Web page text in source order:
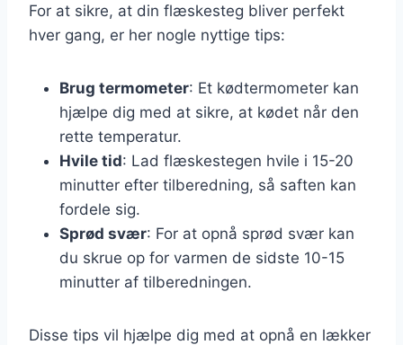
For at sikre, at din flæskesteg bliver perfekt
hver gang, er her nogle nyttige tips:
Brug termometer: Et kødtermometer kan
hjælpe dig med at sikre, at kødet når den
rette temperatur.
Hvile tid: Lad flæskestegen hvile i 15-20
minutter efter tilberedning, så saften kan
fordele sig.
Sprød svær: For at opnå sprød svær kan
du skrue op for varmen de sidste 10-15
minutter af tilberedningen.
Disse tips vil hjælpe dig med at opnå en lækker